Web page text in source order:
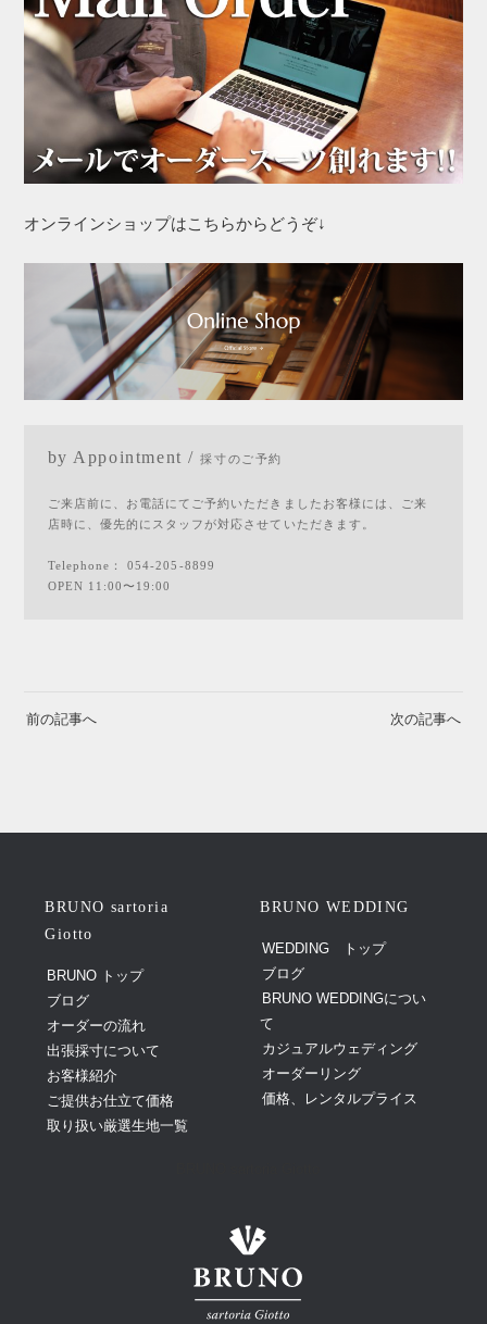
オンラインショップはこちらからどうぞ↓
by Appointment /採寸のご予約
ご来店前に、お電話にてご予約いただきましたお客様には、ご来
店時に、優先的にスタッフが対応させていただきます。
Telephone：054-205-8899
OPEN 11:00〜19:00
前の記事へ 次の記事へ
BRUNO sartoria
Giotto
BRUNO トップ
ブログ
オーダーの流れ
出張採寸について
お客様紹介
ご提供お仕立て価格
取り扱い厳選生地一覧
BRUNO WEDDING
WEDDING トップ
ブログ
BRUNO WEDDINGについ
て
カジュアルウェディング
オーダーリング
価格、レンタルプライス